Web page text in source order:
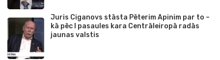
Juris Ciganovs stāsta Pēterim Apinim par to –
kā pēc I pasaules kara Centrāleiropā radās
jaunas valstis